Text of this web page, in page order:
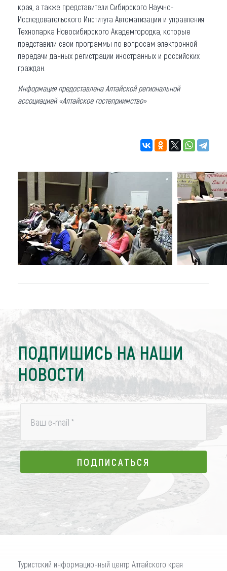
края, а также представители Сибирского Научно-
Исследовательского Института Автоматизации и управления
Технопарка Новосибирского Академгородка, которые
представили свои программы по вопросам электронной
передачи данных регистрации иностранных и российских
граждан.
Информация предоставлена Алтайской региональной
ассоциацией «Алтайское гостеприимство»
ПОДПИШИСЬ НА НАШИ
НОВОСТИ
Ваш e-mail *
ПОДПИСАТЬСЯ
ПОДПИСАТЬСЯ
Туристский информационный центр Алтайского края